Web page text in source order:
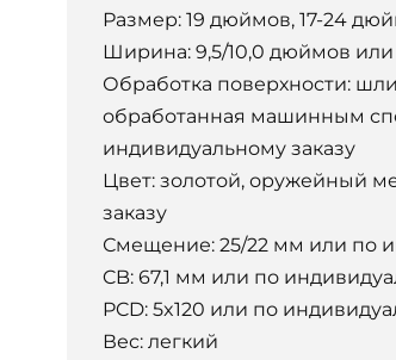
Размер: 19 дюймов, 17-24
Ширина: 9,5/10,0 дюймов
Обработка поверхности:
обработанная машинным
индивидуальному заказу
Цвет: золотой, оружейный
заказу
Смещение: 25/22 мм или по
CB: 67,1 мм или по
PCD: 5x120 или по
Вес: легкий